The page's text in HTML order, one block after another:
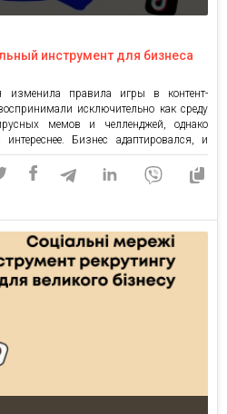
инструмент для бизнеса
изменила правила игры в контент-
исключительно как среду
мемов и челленджей, однако
интереснее. Бизнес адаптировался, и
с этой площадкой. Но
И если да, то какие KPI определяют